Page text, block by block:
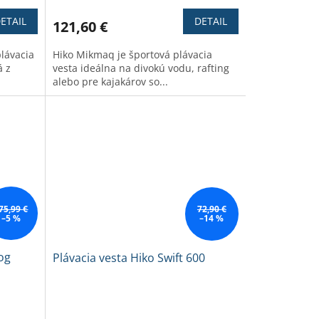
z
je
z
5
hviezdičiek.
121,60 € DETAIL
Hiko Mikmaq je športová plávacia
vesta ideálna na divokú vodu, rafting
alebo pre kajakárov so...
€
–5 %
72,90 €
–14 %
Plávacia vesta Hiko Swift 600